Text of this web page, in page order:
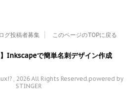
グ投稿者募集 このページのTOPに戻る
】Inkscapeで簡単名刺デザイン作成
, 2026 All Rights Reserved.powered by
STINGER